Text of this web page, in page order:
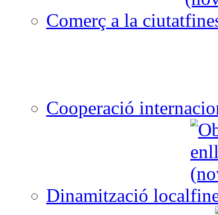
Comerç a la ciutat
Cooperació
Dinamització local